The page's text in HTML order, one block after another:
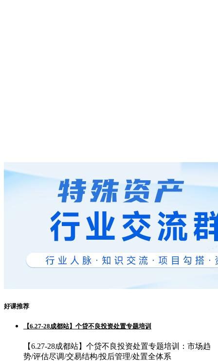
好课推荐
【6.27-28成都站】个贷不良投资处置专题培训
【6.27-28成都站】个贷不良投资处置专题培训：市场趋
势/评估尽调/交易结构/投后管理/处置全体系